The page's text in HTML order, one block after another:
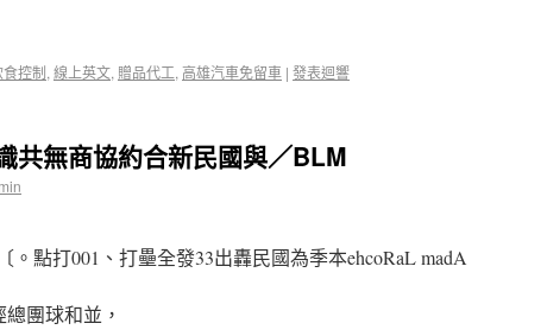
控制, 線上英文, 贈品代工, 高雄汽車免留車 | 發表迴響
無商協約合新民國與／BLM
點打001、打壘全發33出轟民國為季本ehcoRaL madA
團球和並，